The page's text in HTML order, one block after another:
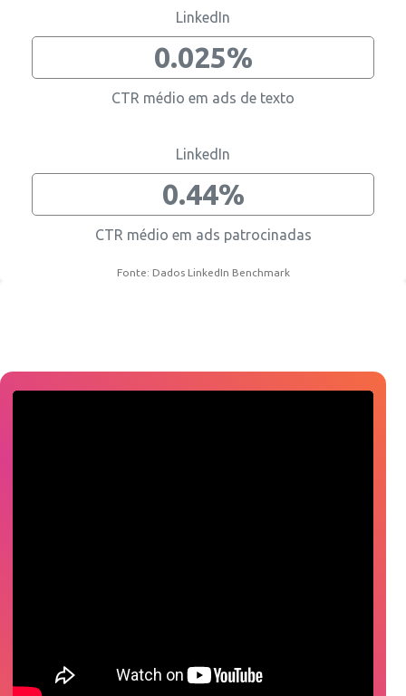
LinkedIn
0.025%
CTR médio em ads de texto
LinkedIn
0.44%
CTR médio em ads patrocinadas
Fonte: Dados LinkedIn Benchmark